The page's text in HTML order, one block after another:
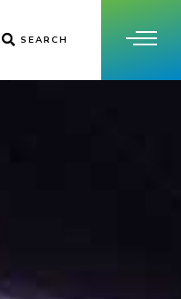
SEARCH